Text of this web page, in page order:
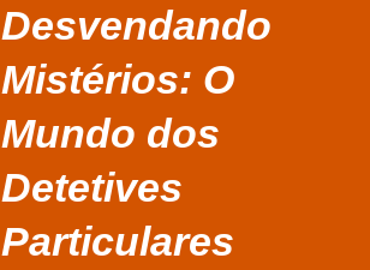
Desvendando
Mistérios: O
Mundo dos
Detetives
Particulares